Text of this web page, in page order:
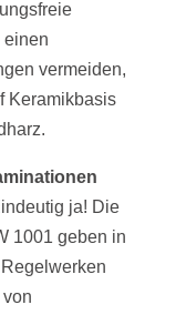
einen
vermeiden,
Keramikbasis
ja! Die
1001 geben in